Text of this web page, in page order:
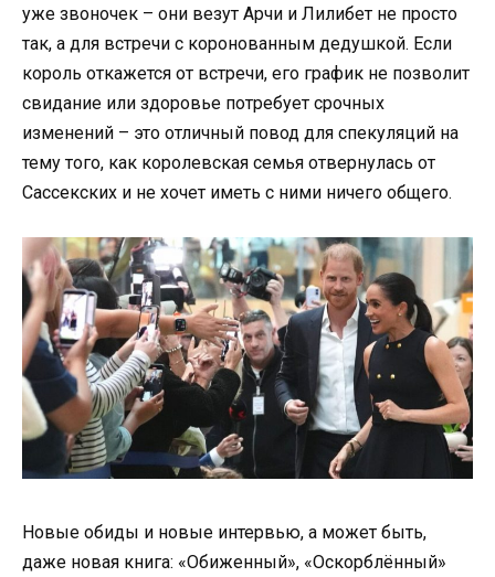
уже звоночек – они везут Арчи и Лилибет не просто
так, а для встречи с коронованным дедушкой. Если
король откажется от встречи, его график не позволит
свидание или здоровье потребует срочных
изменений – это отличный повод для спекуляций на
тему того, как королевская семья отвернулась от
Сассекских и не хочет иметь с ними ничего общего.
Новые обиды и новые интервью, а может быть,
даже новая книга: «Обиженный», «Оскорблённый»